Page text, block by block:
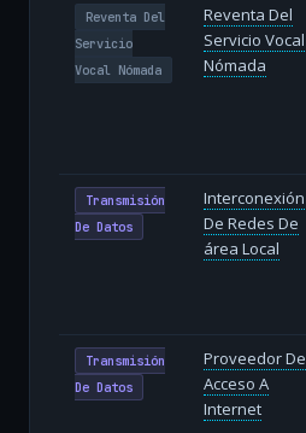
Reventa Del
Servicio
Vocal Nómada
Reventa Del
Servicio Vocal
Nómada
Transmisión
De Datos
Interconexión
De Redes De
área Local
Transmisión
De Datos
Proveedor De
Acceso A
Internet